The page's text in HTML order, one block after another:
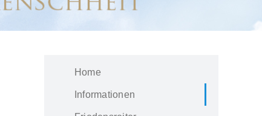
Home
Informationen